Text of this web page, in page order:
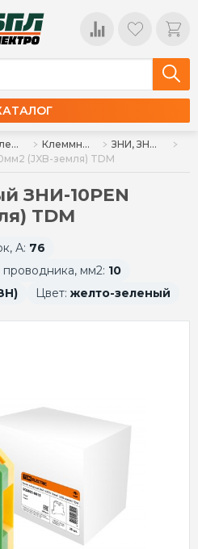
Комплектующие для щитов Клеммные колодки, клеммы
ЗНИ, ЗНН, ЗКБ, ДЗКБ, МКМ
(JXB-земля) TDM
ЗНИ-10PEN
TDM
А: 76
мм2: 10
Цвет: желто-зеленый